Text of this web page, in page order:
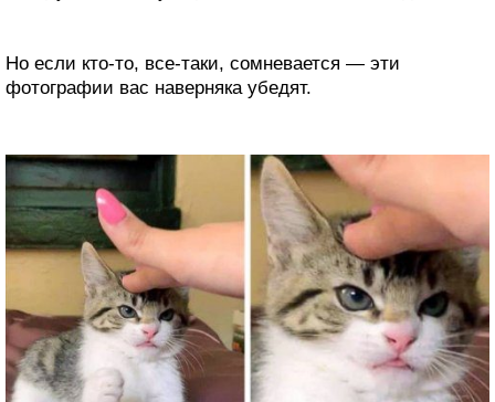
Но если кто-то, все-таки, сомневается — эти
фотографии вас наверняка убедят.